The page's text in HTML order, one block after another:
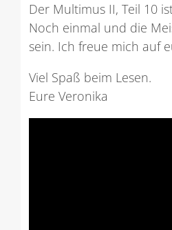
Der Multimus II, Teil 10
Noch einmal und die
sein. Ich freue mich auf
Viel Spaß beim Lesen.
Eure Veronika